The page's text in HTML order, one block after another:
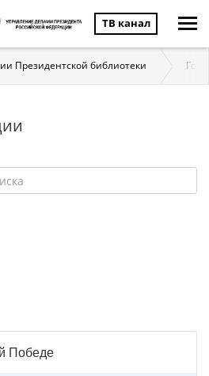
ТВ канал
Президентской библиотеки
Победе